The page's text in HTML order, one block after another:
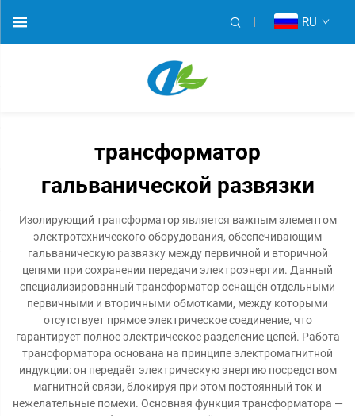
RU
трансформатор
гальванической развязки
Изолирующий трансформатор является важным элементом
электротехнического оборудования, обеспечивающим
гальваническую развязку между первичной и вторичной
цепями при сохранении передачи электроэнергии. Данный
специализированный трансформатор оснащён отдельными
первичными и вторичными обмотками, между которыми
отсутствует прямое электрическое соединение, что
гарантирует полное электрическое разделение цепей. Работа
трансформатора основана на принципе электромагнитной
индукции: он передаёт электрическую энергию посредством
магнитной связи, блокируя при этом постоянный ток и
нежелательные помехи. Основная функция трансформатора —